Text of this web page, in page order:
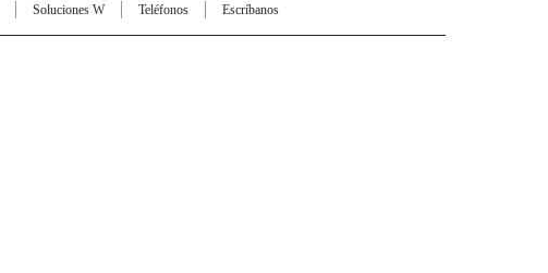
Soluciones W Teléfonos Escríbanos